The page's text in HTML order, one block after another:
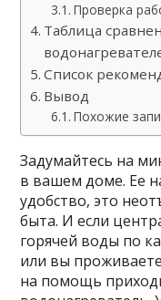
Проверка
Таблица
Список
Вывод
Похожие
Задумайтесь на
в вашем доме. Ее
удобство, это
быта. И если
горячей воды по
или вы проживаете
на помощь